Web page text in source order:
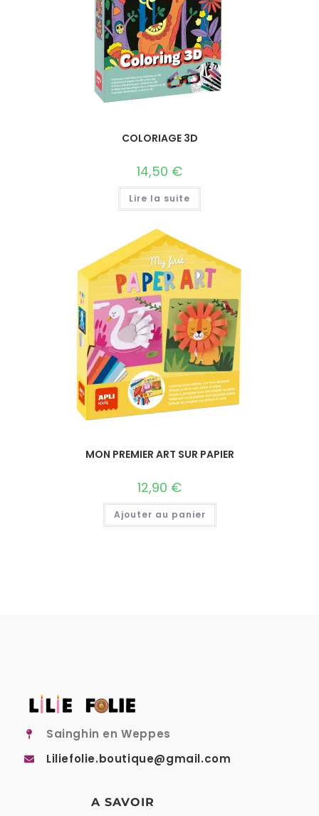
COLORIAGE 3D
14,50 €
Lire la suite
MON PREMIER ART SUR PAPIER
12,90 €
Ajouter au panier
Sainghin en Weppes
Liliefolie.boutique@gmail.com
A SAVOIR